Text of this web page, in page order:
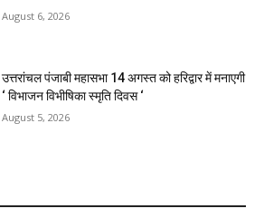
August 6, 2026
उत्तरांचल पंजाबी महासभा 14 अगस्त को हरिद्वार में मनाएगी
‘ विभाजन विभीषिका स्मृति दिवस ‘
August 5, 2026